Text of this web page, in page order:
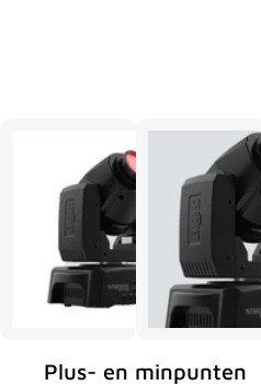
Plus- en minpunten